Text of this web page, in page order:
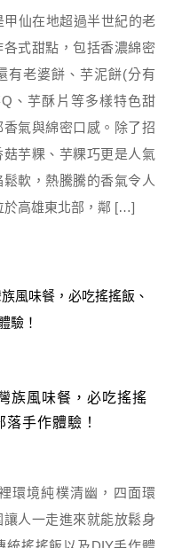
仙在地超過半世紀的老
式甜點，包括香濃綿密
有老婆餅、芋泥餅(分有
、芋酥片等多樣特色甜
氣與綿密口感。除了招
芋粿、芋粿巧更是人氣
軟，熱騰騰的香氣令人
於高雄東北部，鄰 […]
族風味餐，必吃搖搖
手作體驗！
環境純樸清幽，四面環
人一走進來就能放鬆身